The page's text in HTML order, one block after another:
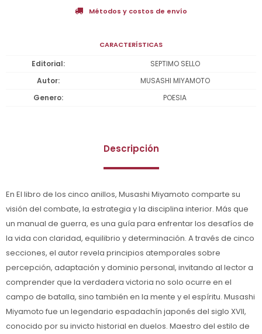
Métodos y costos de envío
CARACTERÍSTICAS
Editorial
SEPTIMO SELLO
Autor
MUSASHI MIYAMOTO
Genero
POESIA
Descripción
En El libro de los cinco anillos, Musashi Miyamoto comparte su
visión del combate, la estrategia y la disciplina interior. Más que
un manual de guerra, es una guía para enfrentar los desafíos de
la vida con claridad, equilibrio y determinación. A través de cinco
secciones, el autor revela principios atemporales sobre
percepción, adaptación y dominio personal, invitando al lector a
comprender que la verdadera victoria no solo ocurre en el
campo de batalla, sino también en la mente y el espíritu. Musashi
Miyamoto fue un legendario espadachín japonés del siglo XVII,
conocido por su invicto historial en duelos. Maestro del estilo de